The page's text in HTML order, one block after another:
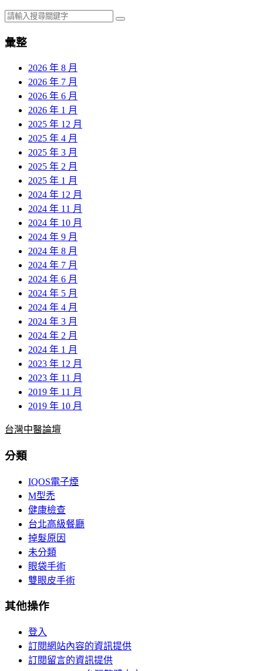
彙整
2026 年 8 月
2026 年 7 月
2026 年 6 月
2026 年 1 月
2025 年 12 月
2025 年 4 月
2025 年 3 月
2025 年 2 月
2025 年 1 月
2024 年 12 月
2024 年 11 月
2024 年 10 月
2024 年 9 月
2024 年 8 月
2024 年 7 月
2024 年 6 月
2024 年 5 月
2024 年 4 月
2024 年 3 月
2024 年 2 月
2024 年 1 月
2023 年 12 月
2023 年 11 月
2019 年 11 月
2019 年 10 月
台灣中醫論壇
分類
IQOS電子煙
M型禿
健康檢查
台北高級餐廳
掉髮原因
未分類
眼袋手術
雙眼皮手術
其他操作
登入
訂閱網站內容的資訊提供
訂閱留言的資訊提供